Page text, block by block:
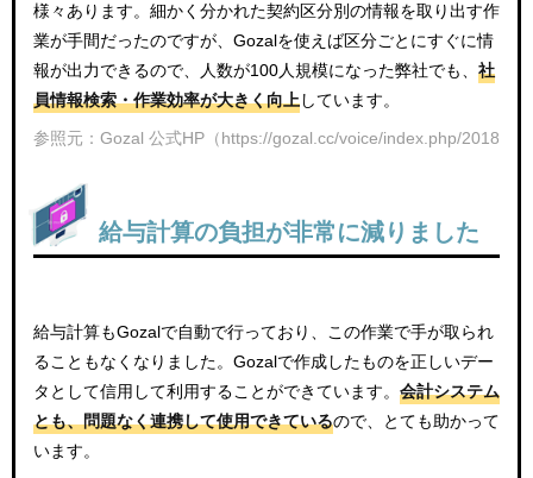
様々あります。細かく分かれた契約区分別の情報を取り出す作
業が手間だったのですが、Gozalを使えば区分ごとにすぐに情
報が出力できるので、人数が100人規模になった弊社でも、 社
員情報検索・作業効率が大きく向上しています。
参照元：Gozal 公式HP（https://gozal.cc/voice/index.php/2018/11/
給与計算の負担が非常に減りました
給与計算もGozalで自動で行っており、この作業で手が取られ
ることもなくなりました。Gozalで作成したものを正しいデー
タとして信用して利用することができています。 会計システム
とも、問題なく連携して使用できているので、とても助かって
います。